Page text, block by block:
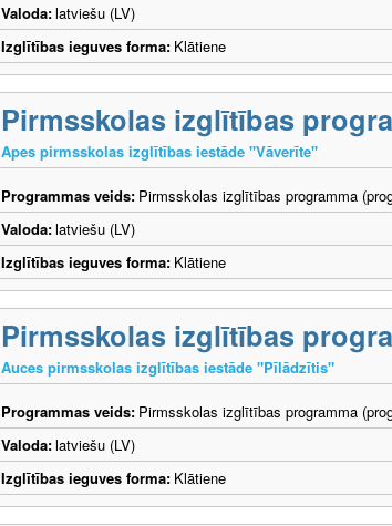
Valoda:latviešu (LV)
Izglītības ieguves forma: Klātiene
Pirmsskolas izglītības
Apes pirmsskolas izglītības iestāde "Vāverīte"
Programmas veids: Pirmsskolas izglītības programma
Valoda:latviešu (LV)
Izglītības ieguves forma: Klātiene
Pirmsskolas izglītības
Auces pirmsskolas izglītības iestāde "Pīlādzītis"
Programmas veids: Pirmsskolas izglītības programma
Valoda:latviešu (LV)
Izglītības ieguves forma: Klātiene